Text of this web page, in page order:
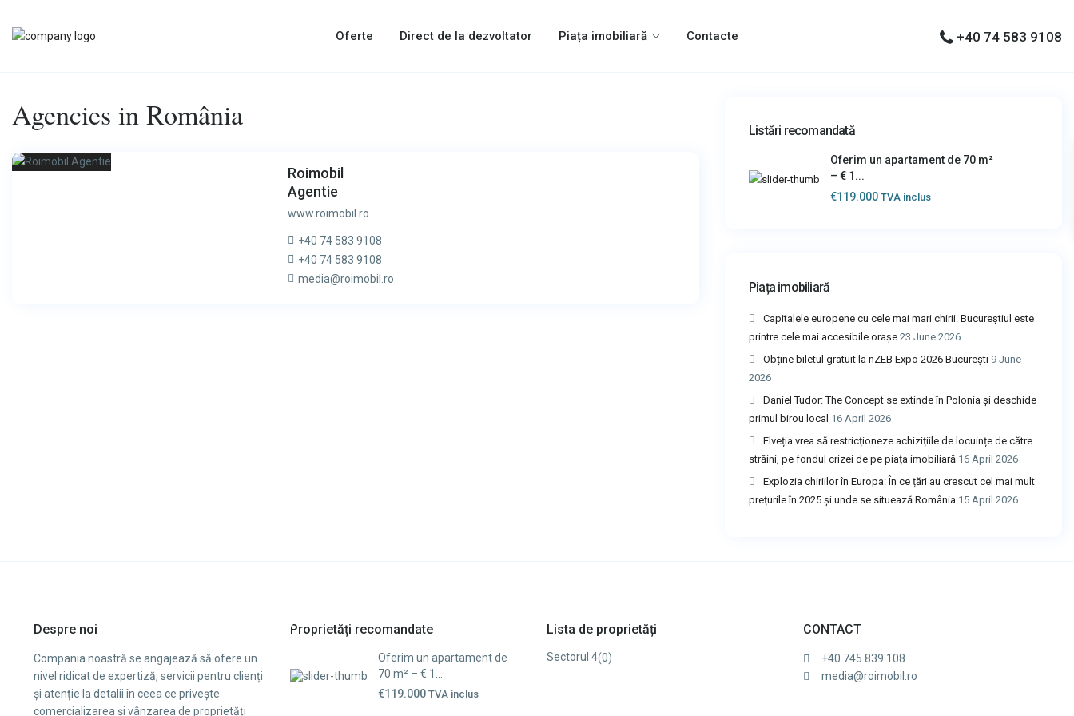
Oferte Direct de la dezvoltator Piața imobiliară Contacte +40 74 583 9108
Agencies in România
Roimobil
Agentie
www.roimobil.ro
+40 74 583 9108
+40 74 583 9108
media@roimobil.ro
Listări recomandată
Oferim un apartament de 70 m²
– € 1...
€119.000 TVA inclus
Piața imobiliară
Capitalele europene cu cele mai mari chirii. Bucureștiul este
printre cele mai accesibile orașe 23 June 2026
Obține biletul gratuit la nZEB Expo 2026 București 9 June
2026
Daniel Tudor: The Concept se extinde în Polonia și deschide
primul birou local 16 April 2026
Elveția vrea să restricționeze achizițiile de locuințe de către
străini, pe fondul crizei de pe piața imobiliară 16 April 2026
Explozia chiriilor în Europa: În ce țări au crescut cel mai mult
prețurile în 2025 și unde se situează România 15 April 2026
Despre noi
Compania noastră se angajează să ofere un
nivel ridicat de expertiză, servicii pentru clienți
și atenție la detalii în ceea ce privește
comercializarea și vânzarea de proprietăți
Proprietăți recomandate
Oferim un apartament de
70 m² – € 1...
€119.000 TVA inclus
Lista de proprietăți
Sectorul 4(0)
CONTACT
+40 745 839 108
media@roimobil.ro